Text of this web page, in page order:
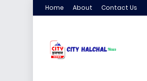
Home About Contact Us